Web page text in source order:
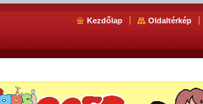
Kezdőlap Oldaltérkép